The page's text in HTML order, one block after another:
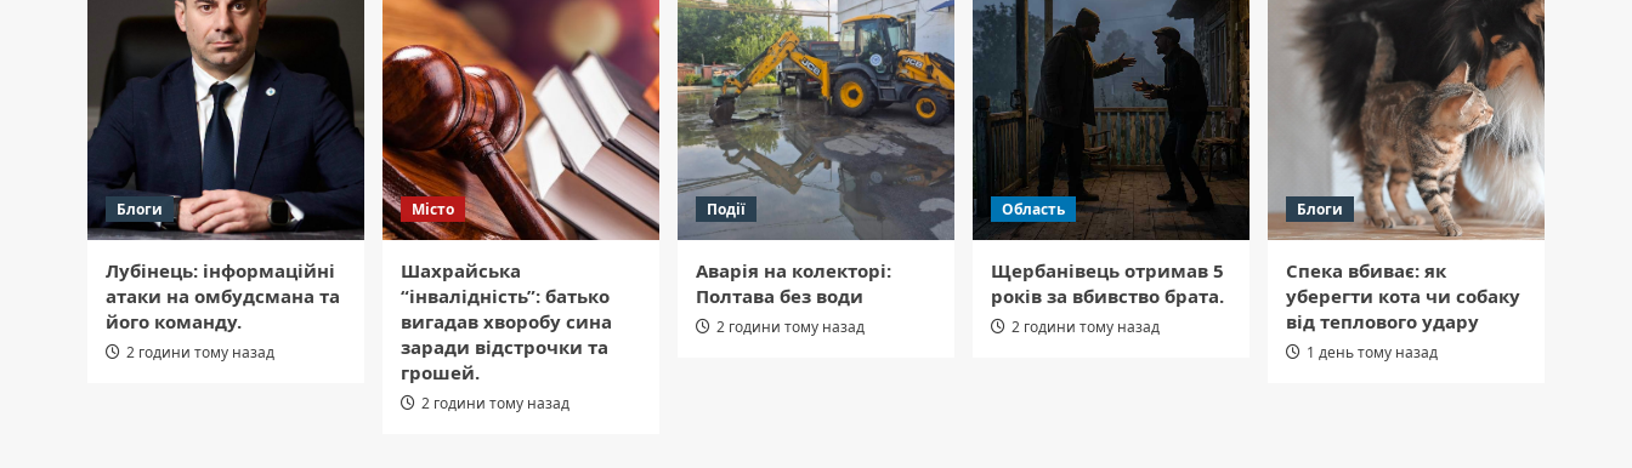
Блоги
Лубінець: інформаційні
атаки на омбудсмана та
його команду.
2 години тому назад
Місто
Шахрайська
“інвалідність”: батько
вигадав хворобу сина
заради відстрочки та
грошей.
2 години тому назад
Події
Аварія на колекторі:
Полтава без води
2 години тому назад
Область
Щербанівець отримав 5
років за вбивство брата.
2 години тому назад
Блоги
Спека вбиває: як
уберегти кота чи собаку
від теплового удару
1 день тому назад